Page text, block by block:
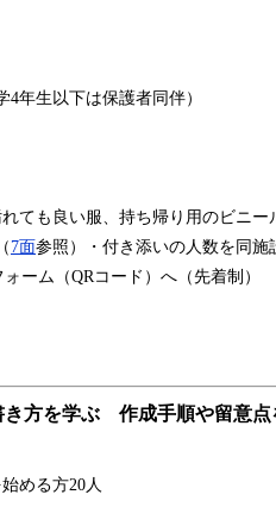
4年生以下は保護者同伴）
ても良い服、持ち帰り用のビニー
7面参照）・付き添いの人数を同施
ォーム（QRコード）へ（先着制）
方を学ぶ 作成手順や留意点
める方20人